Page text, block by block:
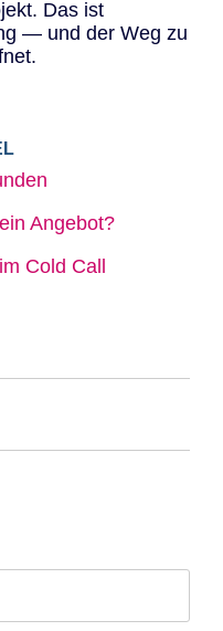
Das ist
— und der Weg zu
Angebot?
Cold Call